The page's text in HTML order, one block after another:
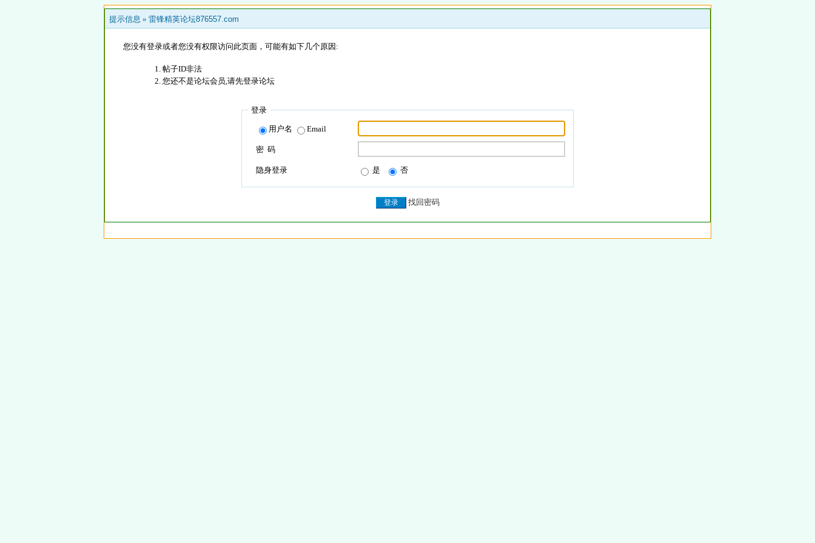
提示信息 » 雷锋精英论坛876557.com
您没有登录或者您没有权限访问此页面，可能有如下几个原因:
帖子ID非法
您还不是论坛会员,请先登录论坛
登录
用户名 Email
密 码
隐身登录 是 否
找回密码